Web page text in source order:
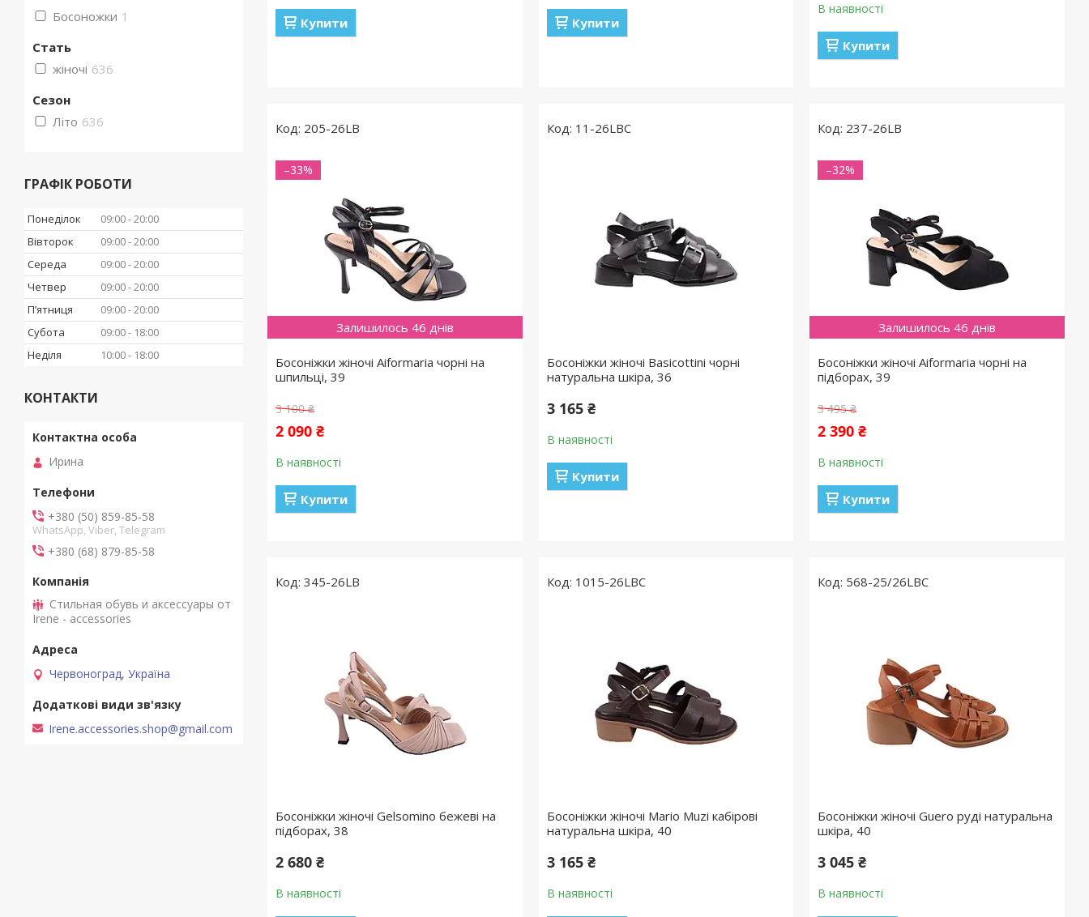
Купити Купити
В наявності
Купити
205-26LB
Залишилось 46 днів
–33%
Босоніжки жіночі Aiformaria чорні на
шпильці, 39
3 100 ₴
2 090 ₴
В наявності
Купити
11-26LBC
Босоніжки жіночі Basicottini чорні
натуральна шкіра, 36
3 165 ₴
В наявності
Купити
237-26LB
Залишилось 46 днів
–32%
Босоніжки жіночі Aiformaria чорні на
підборах, 39
3 495 ₴
2 390 ₴
В наявності
Купити
345-26LB
Босоніжки жіночі Gelsomino бежеві на
підборах, 38
2 680 ₴
В наявності
1015-26LBC
Босоніжки жіночі Mario Muzi кабірові
натуральна шкіра, 40
3 165 ₴
В наявності
568-25/26LBC
Босоніжки жіночі Guero руді натуральна
шкіра, 40
3 045 ₴
В наявності
Босоножки 1
Стать
жіночі 636
Сезон
Літо 636
ГРАФІК РОБОТИ
Понеділок 09:00 20:00
Вівторок
09:00 20:00
Середа
09:00 20:00
Четвер
09:00 20:00
Пʼятниця
09:00 20:00
Субота
09:00
18:00
Неділя
10:00 18:00
КОНТАКТИ
Ирина
+380 (50) 859-85-58
WhatsApp, Viber, Telegram
+380 (68) 879-85-58
Стильная обувь и аксессуары от
Irene - accessories
Червоноград, Україна
Irene.accessories.shop@gmail.com